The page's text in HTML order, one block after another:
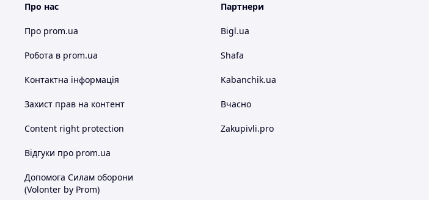
Про нас
Про prom.ua
Робота в prom.ua
Контактна інформація
Захист прав на контент
Content right protection
Відгуки про prom.ua
Допомога Силам оборони
(Volonter by Prom)
Партнери
Bigl.ua
Shafa
Kabanchik.ua
Вчасно
Zakupivli.pro